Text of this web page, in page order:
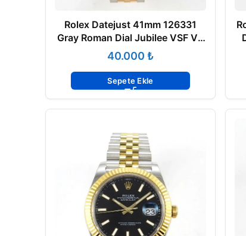
Rolex Datejust 41mm 126331
Gray Roman Dial Jubilee VSF V3
Eta Saat₺
Sepete Ekle